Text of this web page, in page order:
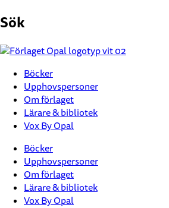
till
Sök
Böcker
Upphovspersoner
Om förlaget
Lärare & bibliotek
Vox By Opal
Böcker
Upphovspersoner
Om förlaget
Lärare & bibliotek
Vox By Opal